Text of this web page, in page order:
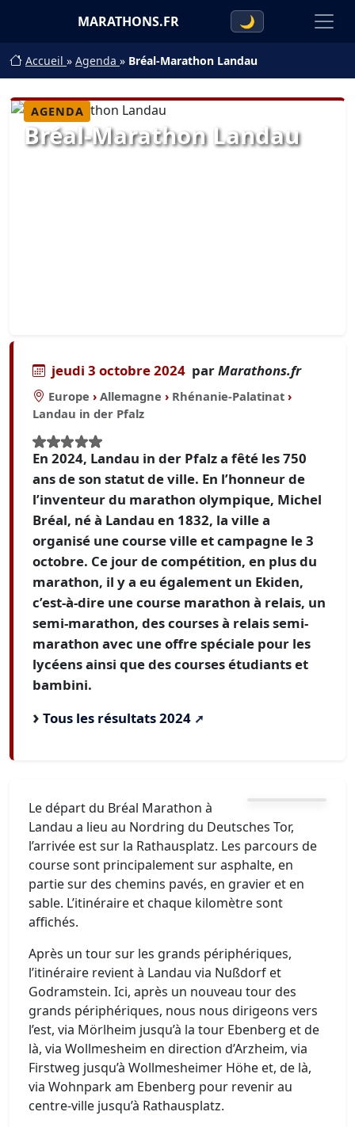
MARATHONS.FR 🌙
Accueil » Agenda » Bréal-Marathon Landau
AGENDA
Bréal-Marathon Landau
jeudi 3 octobre 2024 parMarathons.fr
Europe › Allemagne › Rhénanie-Palatinat ›
Landau in der Pfalz
En 2024, Landau in der Pfalz a fêté les 750
ans de son statut de ville. En l’honneur de
l’inventeur du marathon olympique, Michel
Bréal, né à Landau en 1832, la ville a
organisé une course ville et campagne le 3
octobre. Ce jour de compétition, en plus du
marathon, il y a eu également un Ekiden,
c’est-à-dire une course marathon à relais, un
semi-marathon, des courses à relais semi-
marathon avec une offre spéciale pour les
lycéens ainsi que des courses étudiants et
bambini.
Tous les résultats 2024
Le départ du Bréal Marathon à
Landau a lieu au Nordring du Deutsches Tor,
l’arrivée est sur la Rathausplatz. Les parcours de
course sont principalement sur asphalte, en
partie sur des chemins pavés, en gravier et en
sable. L’itinéraire et chaque kilomètre sont
affichés.
Après un tour sur les grands périphériques,
l’itinéraire revient à Landau via Nußdorf et
Godramstein. Ici, après un nouveau tour des
grands périphériques, nous nous dirigeons vers
l’est, via Mörlheim jusqu’à la tour Ebenberg et de
là, via Wollmesheim en direction d’Arzheim, via
Firstweg jusqu’à Wollmesheimer Höhe et, de là,
via Wohnpark am Ebenberg pour revenir au
centre-ville jusqu’à Rathausplatz.